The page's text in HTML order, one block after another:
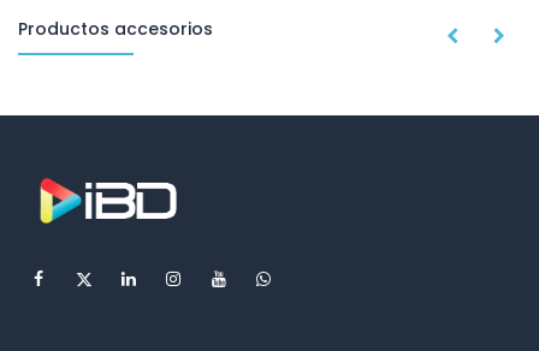
Productos accesorios